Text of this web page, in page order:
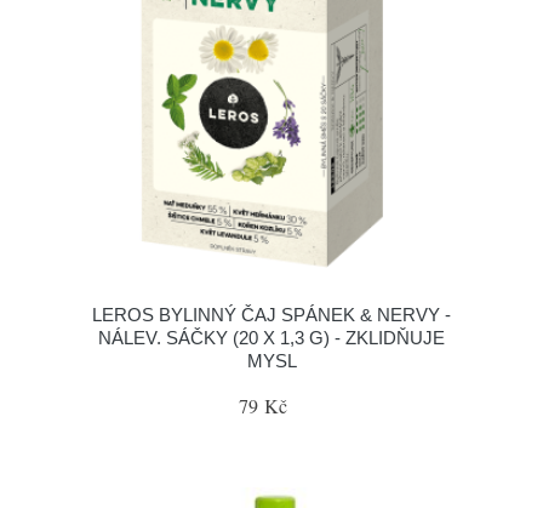
LEROS BYLINNÝ ČAJ SPÁNEK & NERVY -
NÁLEV. SÁČKY (20 X 1,3 G) - ZKLIDŇUJE
MYSL
79 Kč